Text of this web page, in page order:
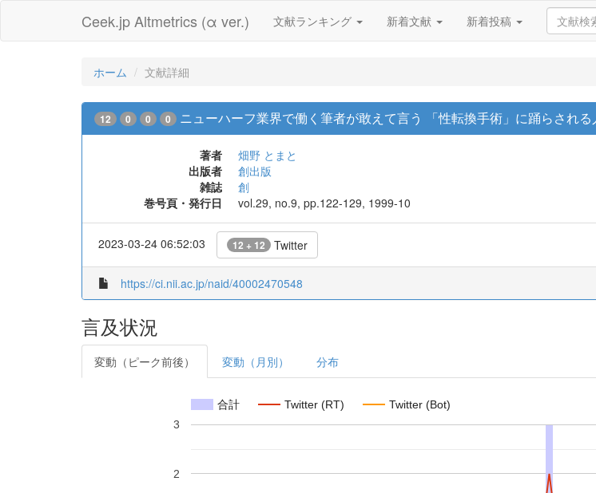
Ceek.jp Altmetrics (α ver.) 文献ランキング 新着文献 新着投稿
ホーム 文献詳細
12 0 0 0 ニューハーフ業界で働く筆者が敢えて言う 「性転換手術」に踊らされる
著者
畑野 とまと
出版者
創出版
雑誌
創
巻号頁・発行日
vol.29, no.9, pp.122-129, 1999-10
2023-03-24 06:52:03 12 + 12 Twitter
https://ci.nii.ac.jp/naid/40002470548
言及状況
変動（ピーク前後） 変動（月別） 分布
合計 Twitter (RT) Twitter (Bot)
2
3